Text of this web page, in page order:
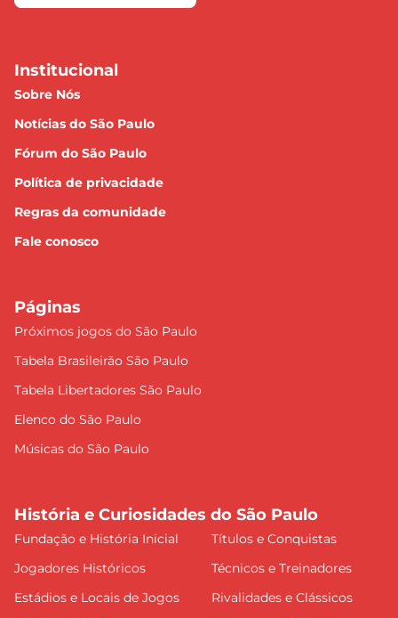
Institucional
Sobre Nós
Notícias do São Paulo
Fórum do São Paulo
Política de privacidade
Regras da comunidade
Fale conosco
Páginas
Próximos jogos do São Paulo
Tabela Brasileirão São Paulo
Tabela Libertadores São Paulo
Elenco do São Paulo
Músicas do São Paulo
História e Curiosidades do São Paulo
Fundação e História Inicial
Títulos e Conquistas
Jogadores Históricos
Técnicos e Treinadores
Estádios e Locais de Jogos
Rivalidades e Clássicos